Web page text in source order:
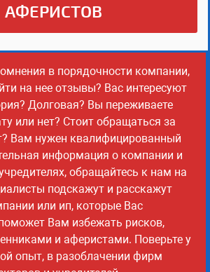
АФЕРИСТОВ
в порядочности компании,
на нее отзывы? Вас интересуют
Долговая? Вы переживаете
или нет? Стоит обращаться за
Вам нужен квалифицированный
информация о компании и
обращайтесь к нам на
подскажут и расскажут
или ип, которые Вас
Вам избежать рисков,
и аферистами. Поверьте у
опыт, в разоблачении фирм